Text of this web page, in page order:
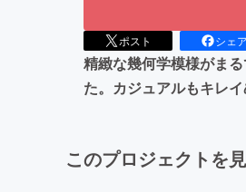
ポスト シェア
精緻な幾何学模様がま
た。カジュアルもキレ
このプロジェクトを